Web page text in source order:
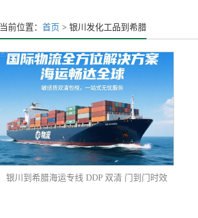
当前位置：首页 > 银川发化工品到希腊
银川到希腊海运专线 DDP 双清 门到门时效